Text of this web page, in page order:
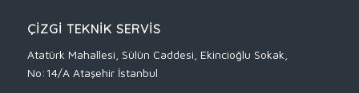
ÇİZGİ TEKNİK SERVİS
Atatürk Mahallesi, Sülün Caddesi, Ekincioğlu Sokak,
No:14/A Ataşehir İstanbul